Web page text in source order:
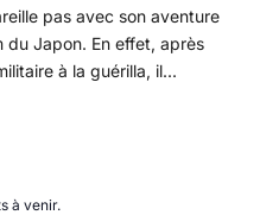
pas avec son aventure
du Japon. En effet, après
à la guérilla, il...
à venir.